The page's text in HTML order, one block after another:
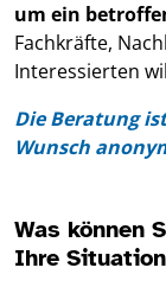
um ein
Fachkräfte,
Interessierten
Die Beratung
Wunsch
Was können
Ihre